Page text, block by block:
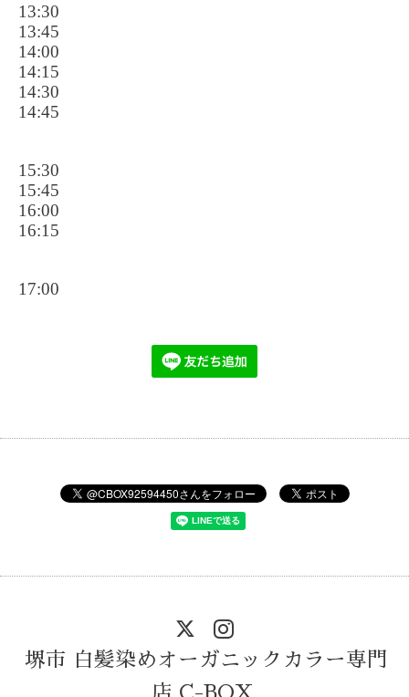
13:30
13:45
14:00
14:15
14:30
14:45
15:30
15:45
16:00
16:15
17:00
堺市 白髪染めオーガニックカラー専門